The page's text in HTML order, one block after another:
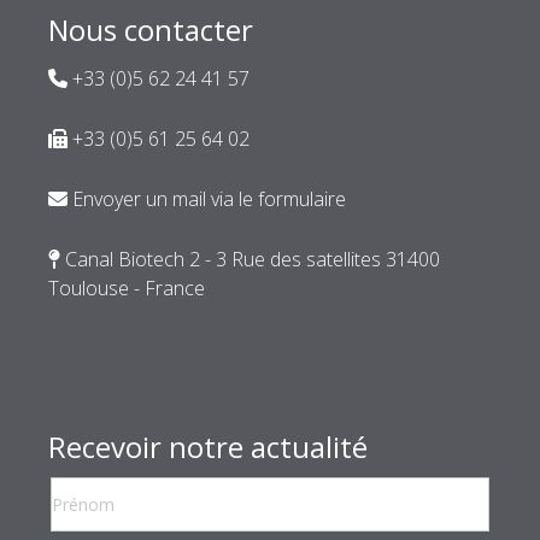
Nous contacter
+33 (0)5 62 24 41 57
+33 (0)5 61 25 64 02
Envoyer un mail via le formulaire
Canal Biotech 2 - 3 Rue des satellites 31400
Toulouse - France
Recevoir notre actualité